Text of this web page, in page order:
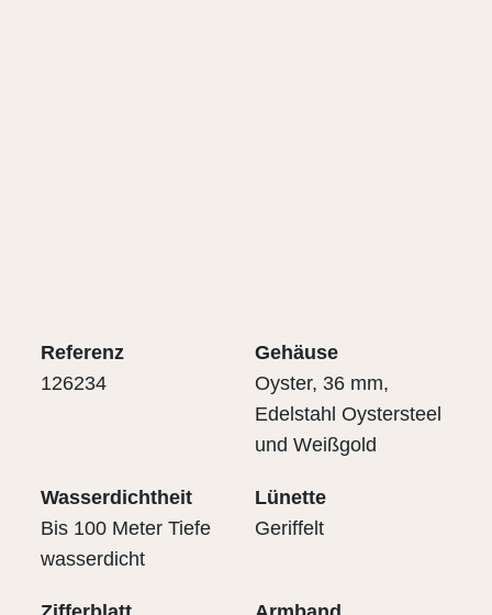
Referenz
126234
Gehäuse
Oyster, 36 mm,
Edelstahl Oystersteel
und Weißgold
Wasserdichtheit
Bis 100 Meter Tiefe
wasserdicht
Lünette
Geriffelt